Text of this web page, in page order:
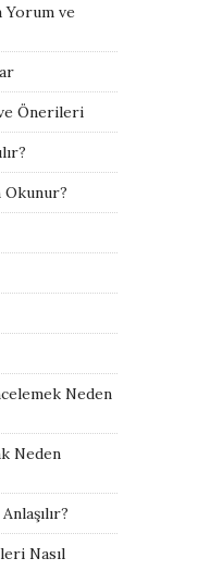
Yorum ve
Önerileri
Neden
Neden
Nasıl